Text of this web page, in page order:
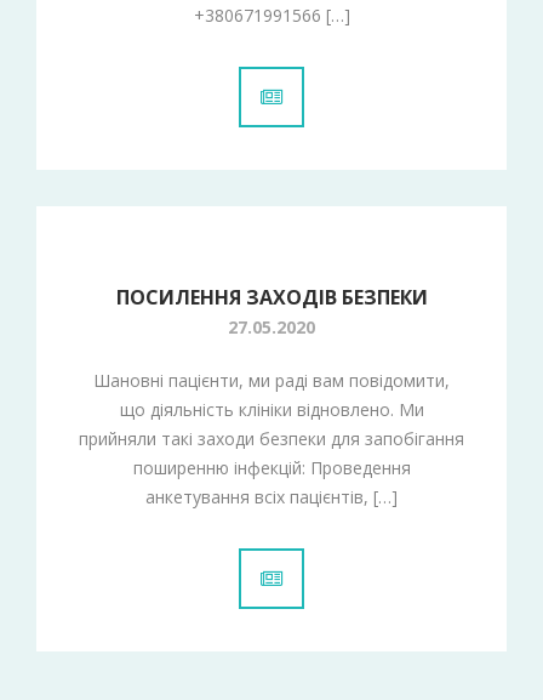
+380671991566 […]
ПОСИЛЕННЯ ЗАХОДІВ БЕЗПЕКИ
27.05.2020
Шановні пацієнти, ми раді вам повідомити,
що діяльність клініки відновлено. Ми
прийняли такі заходи безпеки для запобігання
поширенню інфекцій: Проведення
анкетування всіх пацієнтів, […]